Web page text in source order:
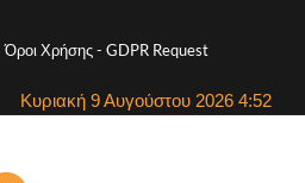
Όροι Χρήσης- GDPR Request
Κυριακή 9 Αυγούστου 2026 4:52